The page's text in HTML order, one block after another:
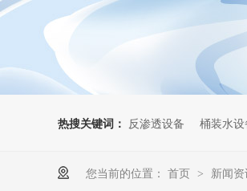
热搜关键词： 反渗透设备 桶装水设
您当前的位置： 首页 > 新闻